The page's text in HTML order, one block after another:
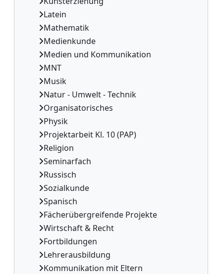
Latein
Mathematik
Medienkunde
Medien und Kommunikation
MNT
Musik
Natur - Umwelt - Technik
Organisatorisches
Physik
Projektarbeit Kl. 10 (PAP)
Religion
Seminarfach
Russisch
Sozialkunde
Spanisch
Fächerübergreifende Projekte
Wirtschaft & Recht
Fortbildungen
Lehrerausbildung
Kommunikation mit Eltern